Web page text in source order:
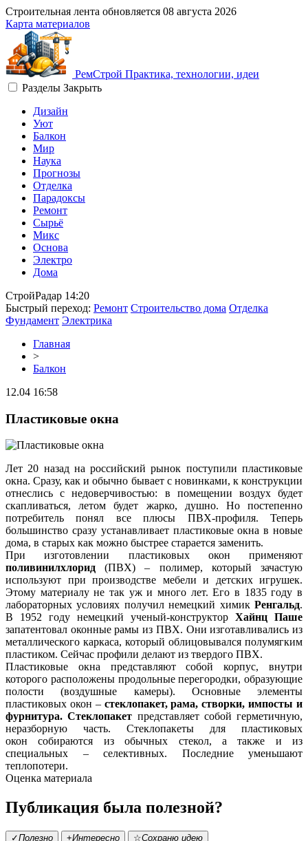
Строительная лента обновляется 08 августа 2026
Карта материалов
РемСтрой Практика, технологии, идеи
Разделы Закрыть
Дизайн
Уют
Балкон
Мир
Наука
Прогнозы
Отделка
Парадоксы
Ремонт
Сырьё
Микс
Основа
Электро
Дома
СтройРадар 14:20
Быстрый переход: Ремонт Строительство дома Отделка
Фундамент Электрика
Главная
>
Балкон
12.04 16:58
Пластиковые окна
Лет 20 назад на российский рынок поступили пластиковые
окна. Сразу, как и обычно бывает с новинками, к конструкции
отнеслись с недоверчивостью: в помещении воздух будет
скапливаться, летом будет жарко, душно. Но постепенно
потребитель понял все плюсы ПВХ-профиля. Теперь
большинство сразу устанавливает пластиковые окна в новые
дома, в старых как можно быстрее старается заменить.
При изготовлении пластиковых окон применяют
поливинилхлорид (ПВХ) – полимер, который зачастую
используют при производстве мебели и детских игрушек.
Этому материалу не так уж и много лет. Его в 1835 году в
лабораторных условиях получил немецкий химик Ренгальд.
В 1952 году немецкий ученый-конструктор Хайнц Паше
запатентовал оконные рамы из ПВХ. Они изготавливались из
металлического каркаса, который облицовывался полумягким
пластиком. Сейчас профили делают из твердого ПВХ.
Пластиковые окна представляют собой корпус, внутри
которого расположены продольные перегородки, образующие
полости (воздушные камеры). Основные элементы
пластиковых окон – стеклопакет, рама, створки, импосты и
фурнитура. Стеклопакет представляет собой герметичную,
неразборную часть. Стеклопакеты для пластиковых
окон собираются из обычных стекол, а также и из
специальных – селективных. Последние уменьшают
теплопотери.
Оценка материала
Публикация была полезной?
✓Полезно +Интересно ☆Сохраню идею